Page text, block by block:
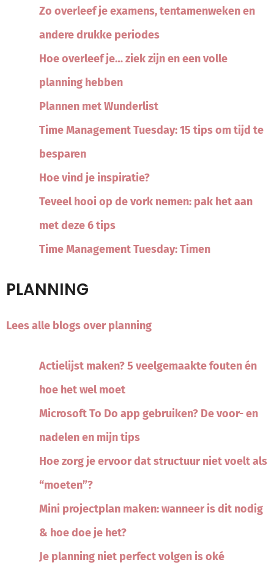
Zo overleef je examens, tentamenweken en
andere drukke periodes
Hoe overleef je… ziek zijn en een volle
planning hebben
Plannen met Wunderlist
Time Management Tuesday: 15 tips om tijd te
besparen
Hoe vind je inspiratie?
Teveel hooi op de vork nemen: pak het aan
met deze 6 tips
Time Management Tuesday: Timen
PLANNING
Lees alle blogs over planning
Actielijst maken? 5 veelgemaakte fouten én
hoe het wel moet
Microsoft To Do app gebruiken? De voor- en
nadelen en mijn tips
Hoe zorg je ervoor dat structuur niet voelt als
“moeten”?
Mini projectplan maken: wanneer is dit nodig
& hoe doe je het?
Je planning niet perfect volgen is oké